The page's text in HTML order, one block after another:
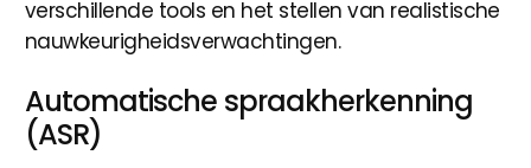
verschillende tools en het stellen van realistische
nauwkeurigheidsverwachtingen.
Automatische spraakherkenning
(ASR)